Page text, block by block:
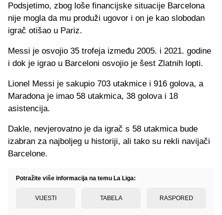
Podsjetimo, zbog loše financijske situacije Barcelona
nije mogla da mu produži ugovor i on je kao slobodan
igrač otišao u Pariz.
Messi je osvojio 35 trofeja između 2005. i 2021. godine
i dok je igrao u Barceloni osvojio je šest Zlatnih lopti.
Lionel Messi je sakupio 703 utakmice i 916 golova, a
Maradona je imao 58 utakmica, 38 golova i 18
asistencija.
Dakle, nevjerovatno je da igrač s 58 utakmica bude
izabran za najboljeg u historiji, ali tako su rekli navijači
Barcelone.
Potražite više informacija na temu La Liga:
VIJESTI TABELA RASPORED